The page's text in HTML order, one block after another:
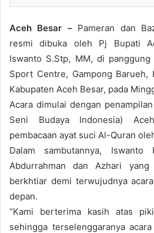
Aceh Besar – Pameran dan
resmi dibuka oleh Pj Bupati
Iswanto S.Stp, MM, di panggung
Sport Centre, Gampong Barueh,
Kabupaten Aceh Besar, pada
Acara dimulai dengan
Seni Budaya Indonesia)
pembacaan ayat suci Al-Quran
Dalam sambutannya, Iswanto
Abdurrahman dan Azhari
berkhtiar demi terwujudnya
depan.
“Kami berterima kasih atas
sehingga terselenggaranya